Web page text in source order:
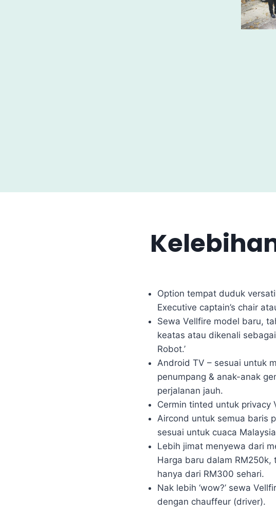
Option tempat duduk
Executive captain’s chair
Sewa Vellfire model baru,
keatas atau dikenali sebagai
Robot.’
Android TV – sesuai untuk
penumpang & anak-anak
perjalanan jauh.
Cermin tinted untuk privacy
Aircond untuk semua baris
sesuai untuk cuaca
Lebih jimat menyewa dari
Harga baru dalam RM250k,
hanya dari RM300 sehari.
Nak lebih ‘wow?’ sewa
dengan chauffeur (driver).